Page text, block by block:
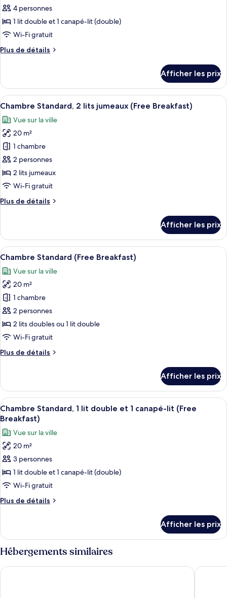
(Free
Breakfast)
mobilité
(Free
Breakfast)
type
de
chambre :
Standard,
double
et
1
canapé-
lit
(Free
Breakfast)
4 personnes
1 lit double et 1 canapé-lit (double)
Wi-Fi gratuit
Plus de détails
Plus
Chambre
Standard,
1
double
et
canapé-
lit
(Free
Breakfast)
Afficher les prix
Afficher
toutes
les
photos
pour
ce
type
de
chambre :
Chambre
lits
jumeaux
(Free
Breakfast)
Une chambre d’hôtel avec un lit, un
7
Chambre Standard, 2 lits jumeaux (Free Breakfast)
Vue sur la ville
20 m²
1 chambre
2 personnes
2 lits jumeaux
Wi-Fi gratuit
Plus de détails
Plus
Chambre
Standard,
2
jumeaux
(Free
Breakfast)
Afficher les prix
Afficher
toutes
les
photos
pour
ce
type
de
chambre :
Chambre
Breakfast)
Une chambre d’hôtel avec deux lits,
7
Chambre Standard (Free Breakfast)
Vue sur la ville
20 m²
1 chambre
2 personnes
2 lits doubles ou 1 lit double
Wi-Fi gratuit
Plus de détails
Plus
Chambre
Standard
(Free
Breakfast)
Afficher les prix
Afficher
toutes
les
photos
pour
ce
type
de
chambre :
Chambre
1
lit
double
et
Une chambre d’hôtel avec un
4
Chambre Standard, 1 lit double et 1 canapé-lit (Free
Breakfast)
Vue sur la ville
20 m²
3 personnes
1 lit double et 1 canapé-lit (double)
Wi-Fi gratuit
Plus de détails
Plus
Chambre
Standard,
1
double
Afficher les prix
Hébergements similaires
Hotel Primus Valencia HQ